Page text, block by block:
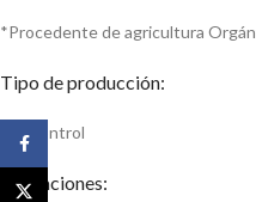
*Procedente de agricultura
Tipo de producción:
EcoControl
Indicaciones:
Facebook
X